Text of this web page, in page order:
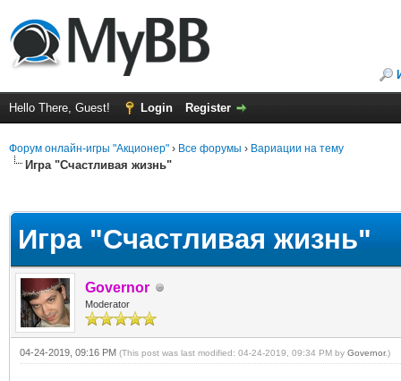
Hello There, Guest! Login Register
Форум онлайн-игры "Акционер" › Все форумы › Вариации на тему
Игра "Счастливая жизнь"
Игра "Счастливая жизнь"
Governor
Moderator
04-24-2019, 09:16 PM (This post was last modified: 04-24-2019, 09:34 PM by Governor.)